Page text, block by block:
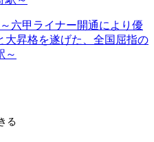
六甲ライナー開通により優
大昇格を遂げた、全国屈指の
～
る